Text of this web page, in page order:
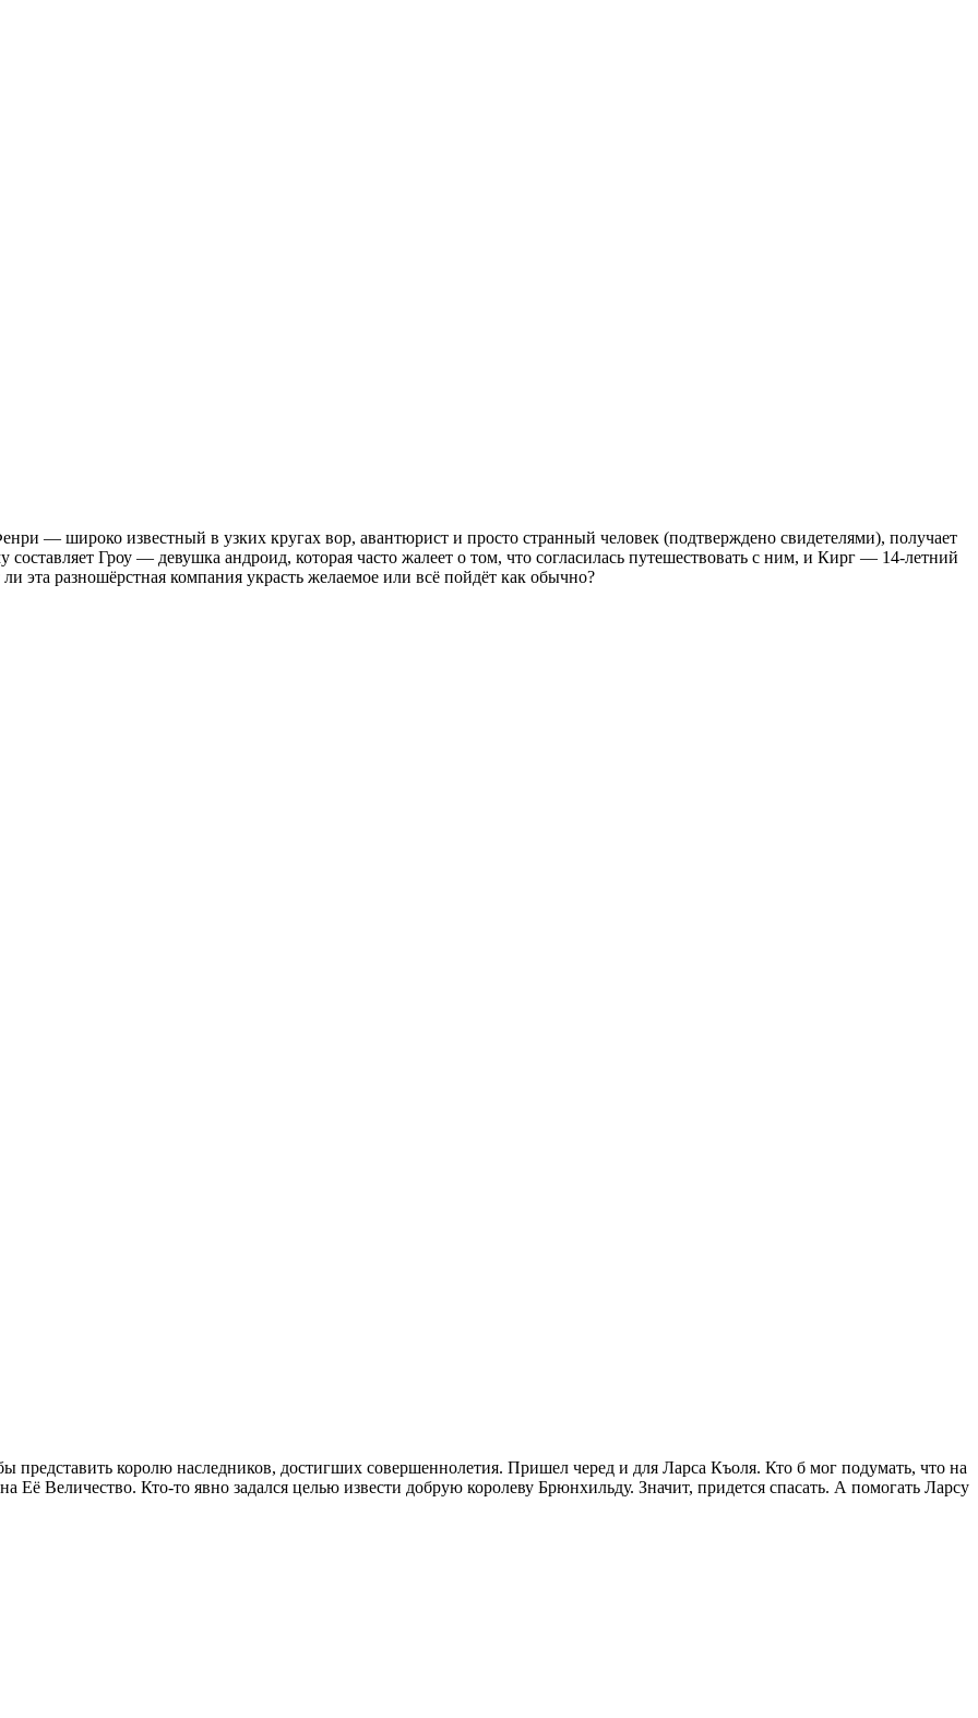
— широко известный в узких кругах вор, авантюрист и просто странный человек (подтверждено свидетелями), получает
Гроу — девушка андроид, которая часто жалеет о том, что согласилась путешествовать с ним, и Кирг — 14-летний
эта разношёрстная компания украсть желаемое или всё пойдёт как обычно?
представить королю наследников, достигших совершеннолетия. Пришел черед и для Ларса Къоля. Кто б мог подумать, что на
Её Величество. Кто-то явно задался целью извести добрую королеву Брюнхильду. Значит, придется спасать. А помогать Ларсу